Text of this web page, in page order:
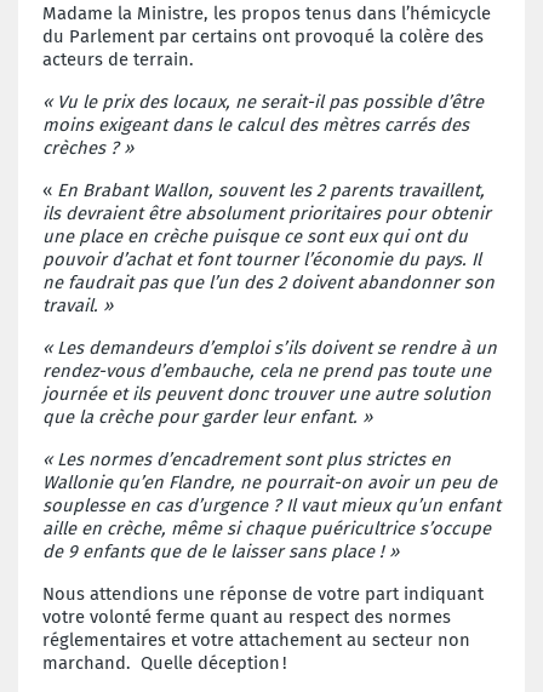
Madame la Ministre, les propos tenus dans l’hémicycle
du Parlement par certains ont provoqué la colère des
acteurs de terrain.
« Vu le prix des locaux, ne serait-il pas possible d’être
moins exigeant dans le calcul des mètres carrés des
crèches ? »
« En Brabant Wallon, souvent les 2 parents travaillent,
ils devraient être absolument prioritaires pour obtenir
une place en crèche puisque ce sont eux qui ont du
pouvoir d’achat et font tourner l’économie du pays. Il
ne faudrait pas que l’un des 2 doivent abandonner son
travail. »
« Les demandeurs d’emploi s’ils doivent se rendre à un
rendez-vous d’embauche, cela ne prend pas toute une
journée et ils peuvent donc trouver une autre solution
que la crèche pour garder leur enfant. »
« Les normes d’encadrement sont plus strictes en
Wallonie qu’en Flandre, ne pourrait-on avoir un peu de
souplesse en cas d’urgence ? Il vaut mieux qu’un enfant
aille en crèche, même si chaque puéricultrice s’occupe
de 9 enfants que de le laisser sans place ! »
Nous attendions une réponse de votre part indiquant
votre volonté ferme quant au respect des normes
réglementaires et votre attachement au secteur non
marchand. Quelle déception!